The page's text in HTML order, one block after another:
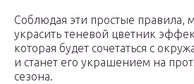
Соблюдая эти простые правила,
украсить теневой цветник
которая будет сочетаться с
и станет его украшением на
сезона.